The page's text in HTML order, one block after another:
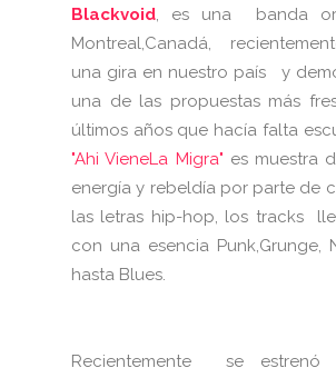
Blackvoid , es una banda
Montreal,Canadá,
una gira en nuestro país y
una de las propuestas más
últimos años que hacía falta
"Ahi VieneLa Migra" es muestra
energía y rebeldía por parte de
las letras hip-hop, los tracks
con una esencia
hasta Blues.
Recientemente se estrenó